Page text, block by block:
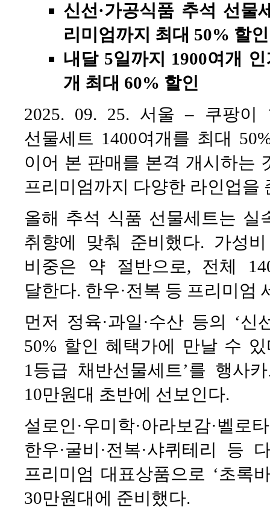
신선·가공식품 추석 선
리미엄까지 최대 50% 할인
내달 5일까지 1900여개
개 최대 60% 할인
2025. 09. 25. 서울 – 쿠팡이
선물세트 1400여개를 최대
이어 본 판매를 본격 개시하는
프리미엄까지 다양한 라인업을
올해 추석 식품 선물세트는 실
취향에 맞춰 준비했다. 가성
비중은 약 절반으로, 전체
달한다. 한우·전복 등 프리미엄
먼저 정육·과일·수산 등의 ‘
50% 할인 혜택가에 만날 수
1등급 채반선물세트’를 행사
10만원대 초반에 선보인다.
설로인·우미학·아라보감·벨
한우·굴비·전복·샤퀴테리 등
프리미엄 대표상품으로 ‘초록
30만원대에 준비했다.